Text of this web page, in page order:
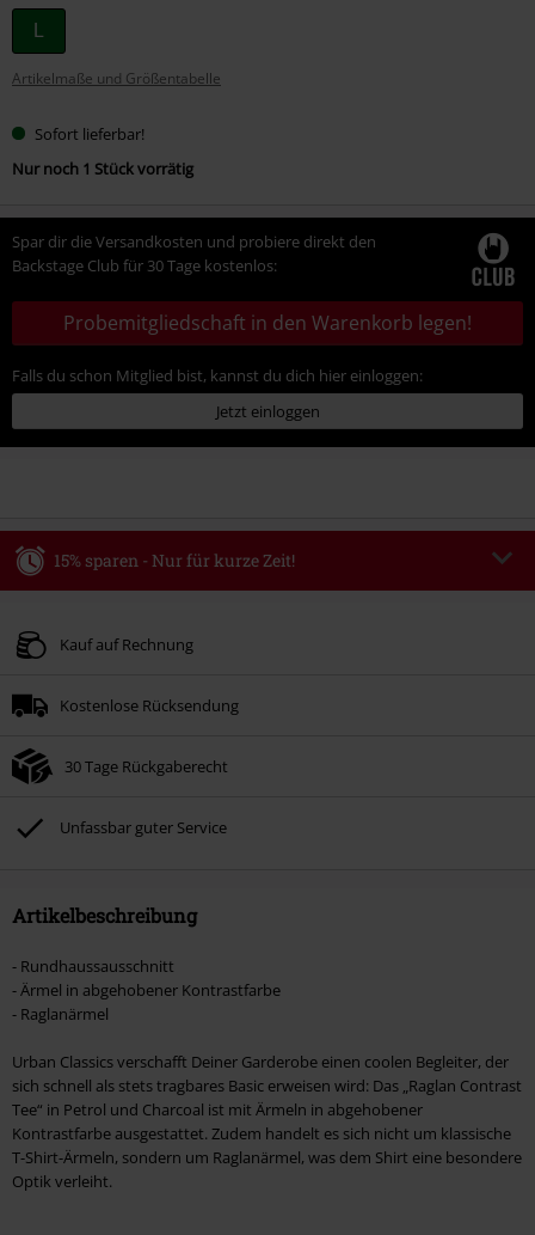
Artikelmaße und Größentabelle
Sofort lieferbar!
Nur noch 1 Stück vorrätig
Spar dir die Versandkosten und probiere direkt den
Backstage Club für 30 Tage kostenlos:
Probemitgliedschaft in den Warenkorb legen!
Falls du schon Mitglied bist, kannst du dich hier einloggen:
Jetzt einloggen
15% sparen - Nur für kurze Zeit!
Gültig bis zum 09.08.2026
Nach Codeeingabe wird dir der Rabatt automatisch am Ende der Bestellung
Nicht mit anderen Aktionscodes kombinierbar. Von der Reduzierung
Böhse Onkelz, Broilers, Die Ärzte, Die Toten Hosen, Metality, Gutscheine &
Artikel, die einen Spendenbeitrag beinhalten.
Kauf auf Rechnung
Kostenlose Rücksendung
30 Tage Rückgaberecht
Unfassbar guter Service
Artikelbeschreibung
- Rundhaussausschnitt
- Ärmel in abgehobener Kontrastfarbe
- Raglanärmel
Urban Classics verschafft Deiner Garderobe einen coolen Begleiter, der
sich schnell als stets tragbares Basic erweisen wird: Das „Raglan Contrast
Tee“ in Petrol und Charcoal ist mit Ärmeln in abgehobener
Kontrastfarbe ausgestattet. Zudem handelt es sich nicht um klassische
T-Shirt-Ärmeln, sondern um Raglanärmel, was dem Shirt eine besondere
Optik verleiht.